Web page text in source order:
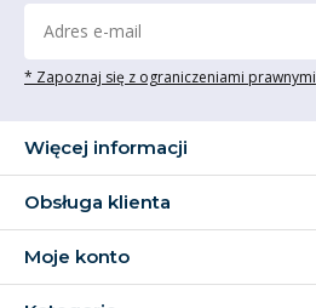
* Zapoznaj się z ograniczeniami prawnymi
Więcej informacji
Obsługa klienta
Moje konto